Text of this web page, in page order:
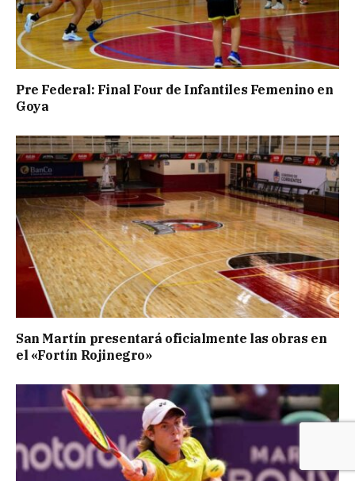
Pre Federal: Final Four de Infantiles Femenino en
Goya
San Martín presentará oficialmente las obras en
el «Fortín Rojinegro»